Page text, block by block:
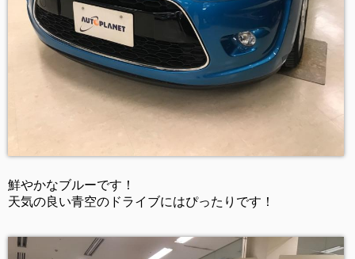
鮮やかなブルーです！
天気の良い青空のドライブにはぴったりです！